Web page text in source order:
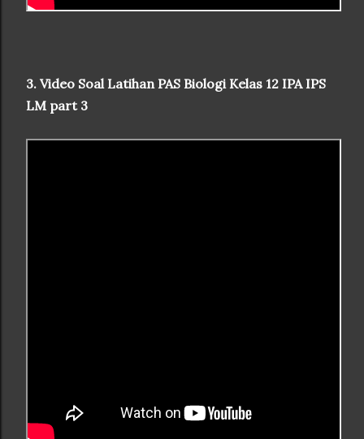
3. Video Soal Latihan PAS Biologi Kelas 12 IPA IPS
LM part 3